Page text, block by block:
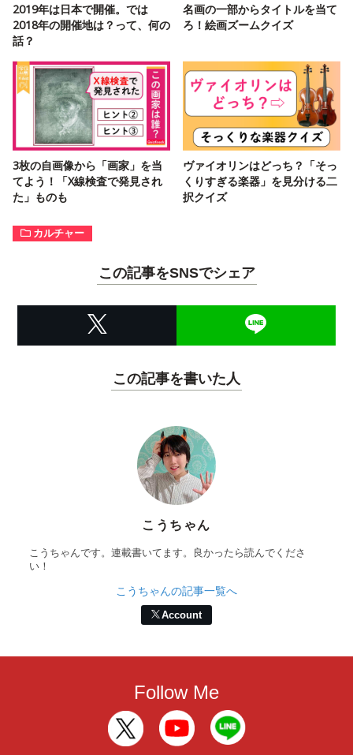
2019年は日本で開催。では
2018年の開催地は？って、何の
話？
名画の一部からタイトルを当て
ろ！絵画ズームクイズ
3枚の自画像から「画家」を当
てよう！「X線検査で発見され
た」ものも
ヴァイオリンはどっち？「そっ
くりすぎる楽器」を見分ける二
択クイズ
カルチャー
この記事をSNSでシェア
この記事を書いた人
こうちゃん
こうちゃんです。連載書いてます。良かったら読んでくださ
い！
こうちゃんの記事一覧へ
Account
Follow Me